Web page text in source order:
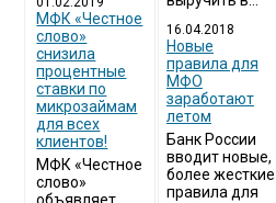
МФК «Честное
слово»
снизила
процентные
ставки по
микрозаймам
для всех
клиентов!
МФК «Честное
слово»
16.04.2018
Новые
правила для
МФО
заработают
летом
Банк России
вводит новые,
более жесткие
правила для